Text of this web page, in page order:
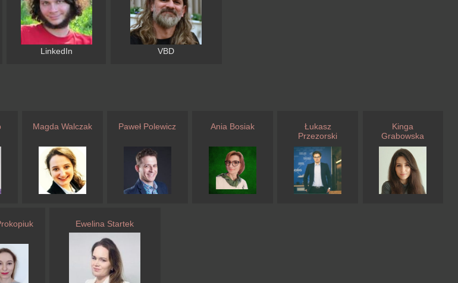
LinkedIn VBD
Magda Walczak Paweł Polewicz Ania Bosiak
Łukasz
Przezorski
Kinga
Grabowska
Ewelina Startek